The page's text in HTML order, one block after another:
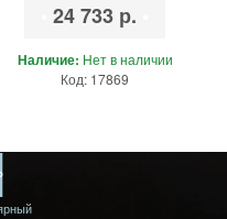
24 733 р.
Наличие: Нет в наличии
Код: 17869